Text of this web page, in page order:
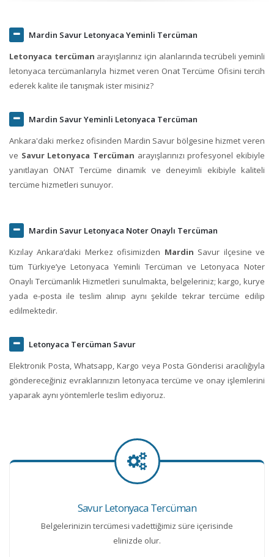
Mardin Savur Letonyaca Yeminli Tercüman
Letonyaca tercüman arayışlarınız için alanlarında tecrübeli yeminli
letonyaca tercümanlarıyla hizmet veren Onat Tercüme Ofisini tercih
ederek kalite ile tanışmak ister misiniz?
Mardin Savur Yeminli Letonyaca Tercüman
Ankara'daki merkez ofisinden Mardin Savur bölgesine hizmet veren
ve Savur Letonyaca Tercüman arayışlarınızı profesyonel ekibiyle
yanıtlayan ONAT Tercüme dinamik ve deneyimli ekibiyle kaliteli
tercüme hizmetleri sunuyor.
Mardin Savur Letonyaca Noter Onaylı Tercüman
Kızılay Ankara‘daki Merkez ofisimizden Mardin Savur ilçesine ve
tüm Türkiye’ye Letonyaca Yeminli Tercüman ve Letonyaca Noter
Onaylı Tercümanlık Hizmetleri sunulmakta, belgeleriniz; kargo, kurye
yada e-posta ile teslim alınıp aynı şekilde tekrar tercüme edilip
edilmektedir.
Letonyaca Tercüman Savur
Elektronik Posta, Whatsapp, Kargo veya Posta Gönderisi aracılığıyla
göndereceğiniz evraklarınızın letonyaca tercüme ve onay işlemlerini
yaparak aynı yöntemlerle teslim ediyoruz.
Savur Letonyaca Tercüman
Belgelerinizin tercümesi vadettiğimiz süre içerisinde
elinizde olur.